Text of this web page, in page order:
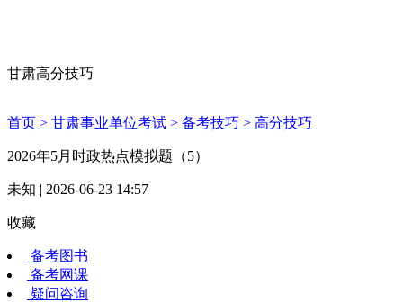
甘肃高分技巧
首页 > 甘肃事业单位考试 > 备考技巧 > 高分技巧
2026年5月时政热点模拟题（5）
未知 | 2026-06-23 14:57
收藏
备考图书
备考网课
疑问咨询